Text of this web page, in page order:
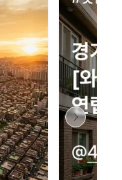
내
를 불러올 수 없습니다.
니다.